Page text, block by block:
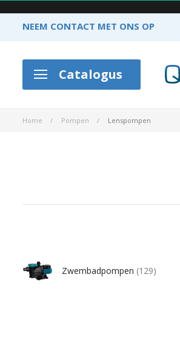
NEEM CONTACT MET ONS OP
Catalogus
Home Pompen Lenspompen
Zwembadpompen (129)